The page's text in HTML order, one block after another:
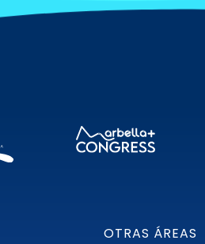
OTRAS ÁREAS